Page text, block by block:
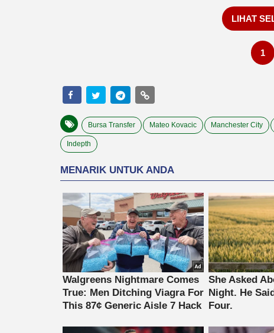
LIHAT
1
Bursa Transfer Mateo Kovacic Manchester City
Indepth